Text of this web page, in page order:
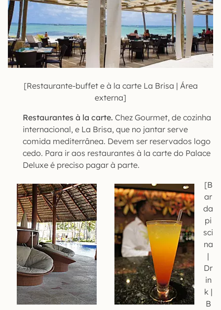
[Restaurante-buffet e à la carte La Brisa | Área
externa]
Restaurantes à la carte. Chez Gourmet, de cozinha
internacional, e La Brisa, que no jantar serve
comida mediterrânea. Devem ser reservados logo
cedo. Para ir aos restaurantes à la carte do Palace
Deluxe é preciso pagar à parte.
[B
ar
da
pi
sci
na
|
Dr
in
k |
B